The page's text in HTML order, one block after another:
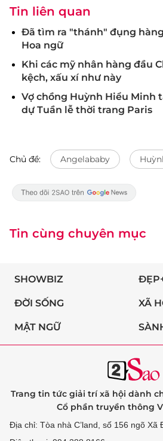
Tin liên quan
Đã tìm ra "thánh" đụng
Hoa ngữ
Khi các mỹ nhân hàng đầu
kệch, xấu xí như này
Vợ chồng Huỳnh Hiểu Minh
dự Tuần lễ thời trang Paris
Chủ đề: Angelababy
Tin cùng chuyên mục
SHOWBIZ
ĐỜI SỐNG XÃ
MẬT NGỮ
Trang tin tức giải trí xã hội dành
Cổ phần truyền thông
Địa chỉ: Tòa nhà C’land, số 156 ngõ